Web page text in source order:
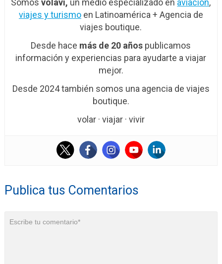
Somosvolavi, un medio especializado en aviación,
viajes y turismoen Latinoamérica + Agencia de
viajes boutique.
Desde hace más de 20 años publicamos
información y experiencias para ayudarte a viajar
mejor.
Desde 2024 también somos una agencia de viajes
boutique.
volar · viajar · vivir
Publica tus Comentarios